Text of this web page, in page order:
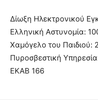
Δίωξη Ηλεκτρονικού
Ελληνική Αστυνομία:
Χαμόγελο του Παιδιού:
Πυροσβεστική
ΕΚΑΒ 166